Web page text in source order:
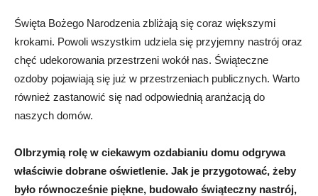
Święta Bożego Narodzenia zbliżają się coraz większymi
krokami. Powoli wszystkim udziela się przyjemny nastrój oraz
chęć udekorowania przestrzeni wokół nas. Świąteczne
ozdoby pojawiają się już w przestrzeniach publicznych. Warto
również zastanowić się nad odpowiednią aranżacją do
naszych domów.
Olbrzymią rolę w ciekawym ozdabianiu domu odgrywa
właściwie dobrane oświetlenie. Jak je przygotować, żeby
było równocześnie piękne, budowało świąteczny nastrój,